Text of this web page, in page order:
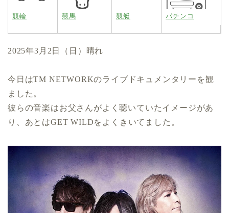
競輪 競馬 競艇 パチンコ
2025年3月2日（日）晴れ
今日はTM NETWORKのライブドキュメンタリーを観
ました。
彼らの音楽はお父さんがよく聴いていたイメージがあ
り、あとはGET WILDをよくきいてました。